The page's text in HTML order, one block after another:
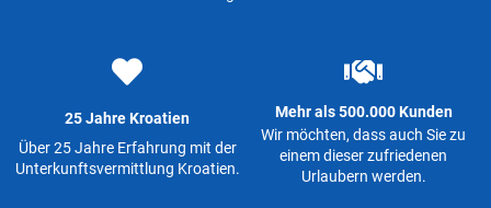
25 Jahre Kroatien
Über 25 Jahre Erfahrung mit der
Unterkunftsvermittlung Kroatien.
Mehr als 500.000 Kunden
Wir möchten, dass auch Sie zu
einem dieser zufriedenen
Urlaubern werden.